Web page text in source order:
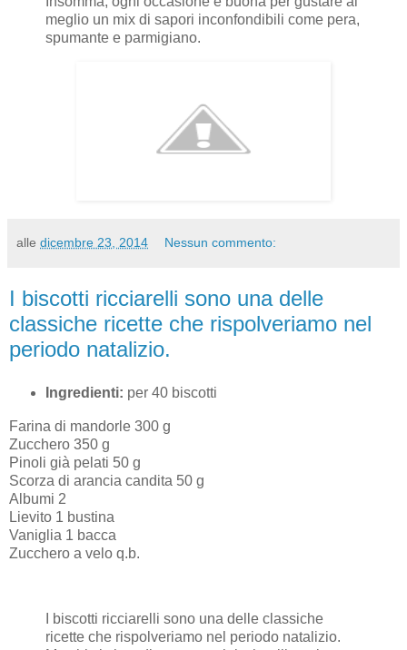
meglio un mix di sapori inconfondibili come pera,
spumante e parmigiano.
alle dicembre 23, 2014 Nessun commento:
I biscotti ricciarelli sono una delle
classiche ricette che rispolveriamo nel
periodo natalizio.
Ingredienti: per 40 biscotti
Farina di mandorle 300 g
Zucchero 350 g
Pinoli già pelati 50 g
Scorza di arancia candita 50 g
Albumi 2
Lievito 1 bustina
Vaniglia 1 bacca
Zucchero a velo q.b.
I biscotti ricciarelli sono una delle classiche
ricette che rispolveriamo nel periodo natalizio.